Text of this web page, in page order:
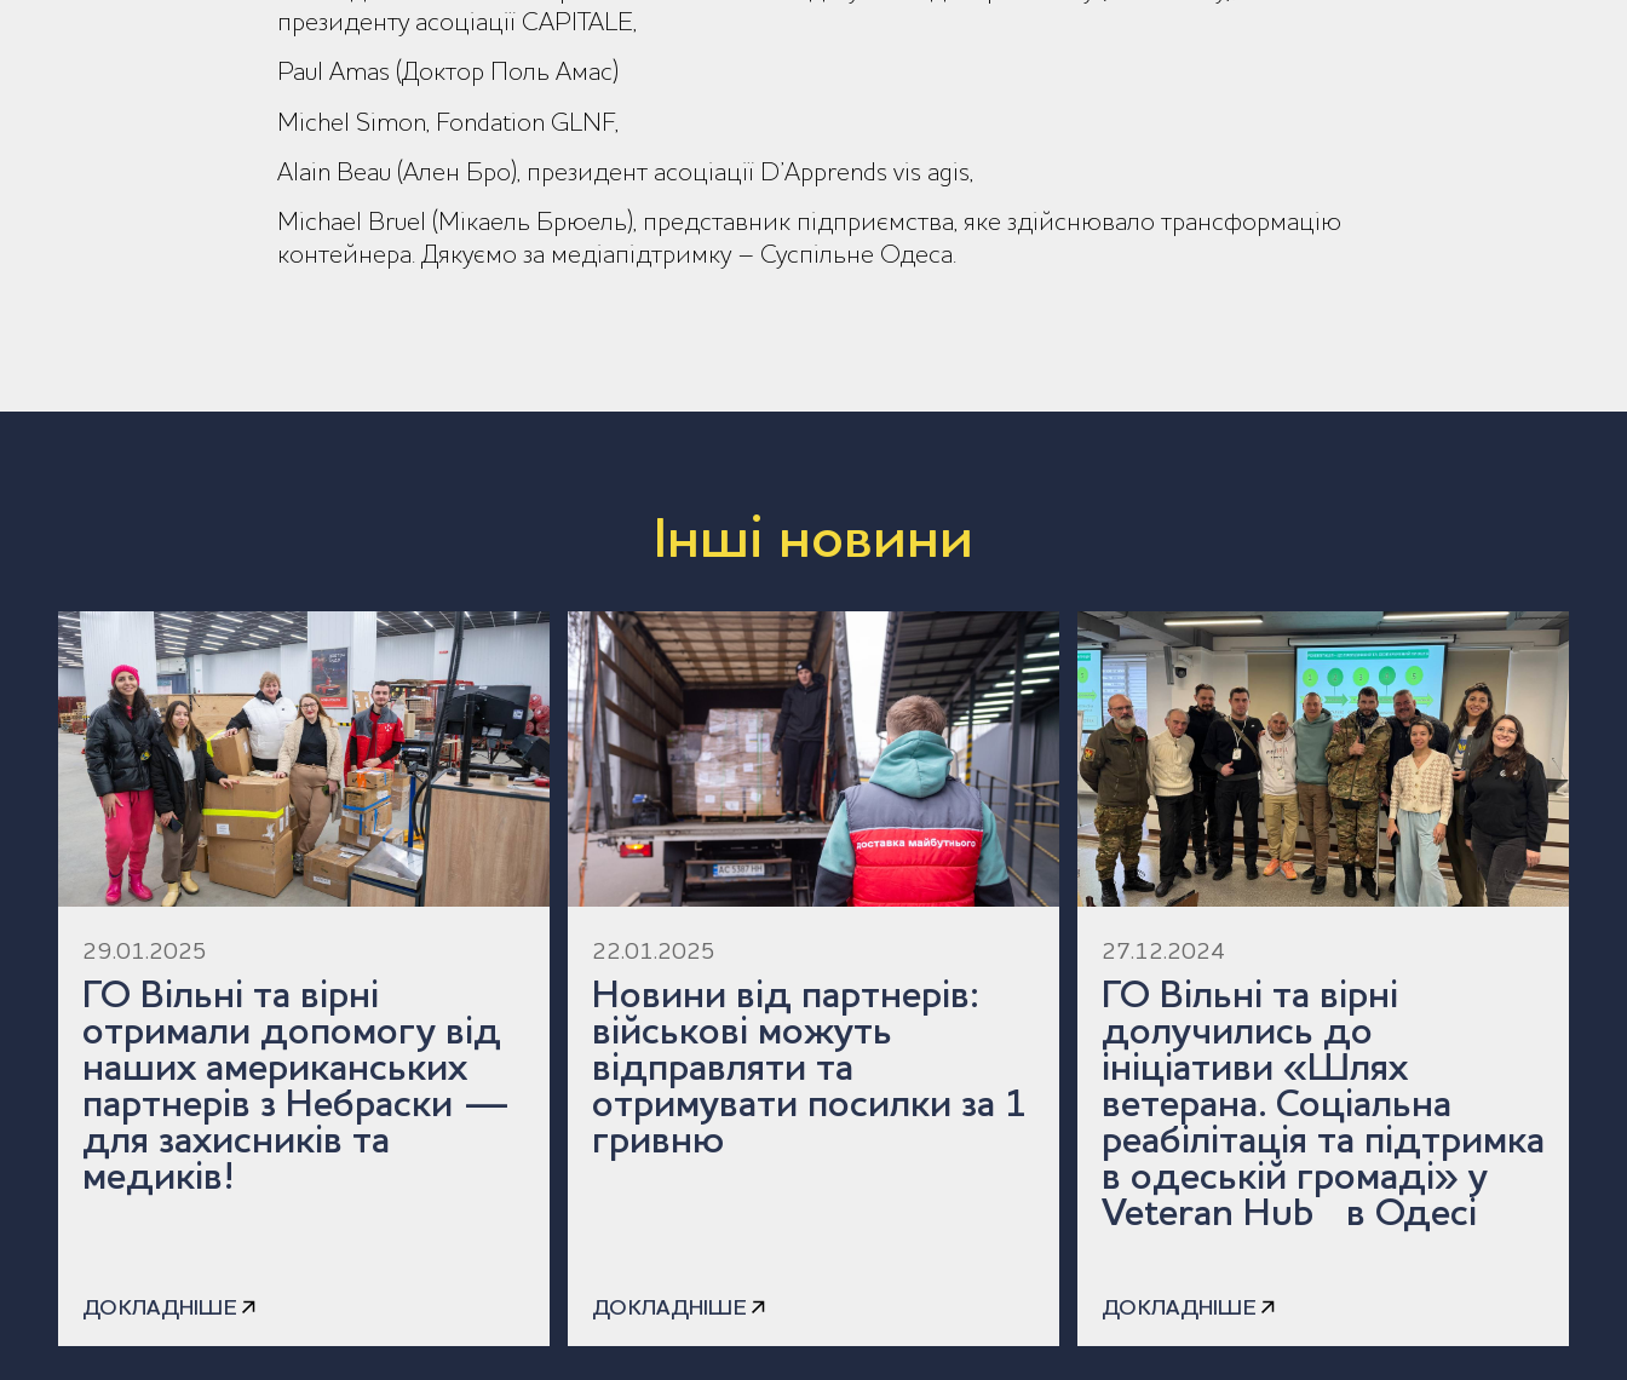
президенту асоціації CAPITALE,
Paul Amas (Доктор Поль Амас)
Michel Simon, Fondation GLNF,
Alain Beau (Ален Бро), президент асоціації D’Apprends vis agis,
Michael Bruel (Мікаель Брюель), представник підприємства, яке здійснювало трансформацію
контейнера. Дякуємо за медіапідтримку – Суспільне Одеса.
Інші новини
29.01.2025
ГО Вільні та вірні
отримали допомогу від
наших американських
партнерів з Небраски —
для захисників та
медиків!
ДОКЛАДНІШЕ
22.01.2025
Новини від партнерів:
військові можуть
відправляти та
отримувати посилки за 1
гривню
ДОКЛАДНІШЕ
27.12.2024
ГО Вільні та вірні
долучились до
ініціативи «Шлях
ветерана. Соціальна
реабілітація та підтримка
в одеській громаді» у
Veteran Hub в Одесі
ДОКЛАДНІШЕ